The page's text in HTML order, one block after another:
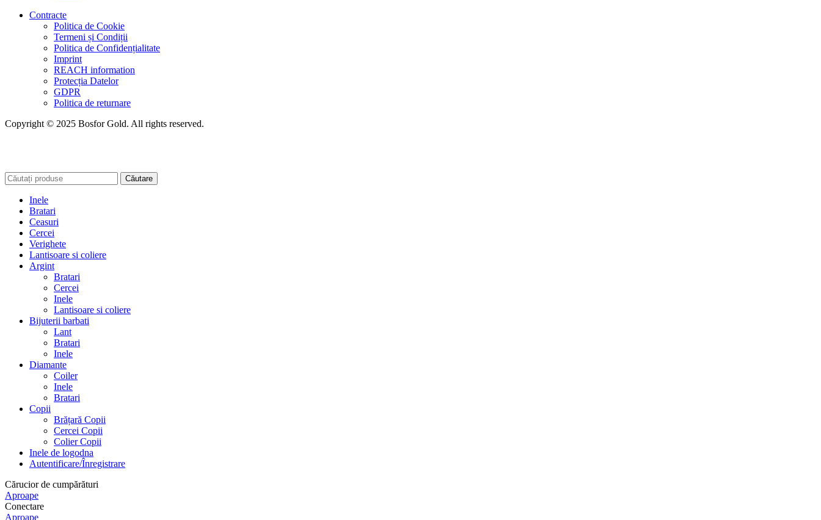
Contracte
Politica de Cookie
Termeni și Condiții
Politica de Confidențialitate
Imprint
REACH information
Protecția Datelor
GDPR
Politica de returnare
Copyright © 2025 Bosfor Gold. All rights reserved.
Căutare
Inele
Bratari
Ceasuri
Cercei
Verighete
Lantisoare si coliere
Argint
Bratari
Cercei
Inele
Lantisoare si coliere
Bijuterii barbati
Lant
Bratari
Inele
Diamante
Coiler
Inele
Bratari
Copii
Brățară Copii
Cercei Copii
Colier Copii
Inele de logodna
Autentificare/Înregistrare
Cărucior de cumpărături
Aproape
Conectare
Aproape